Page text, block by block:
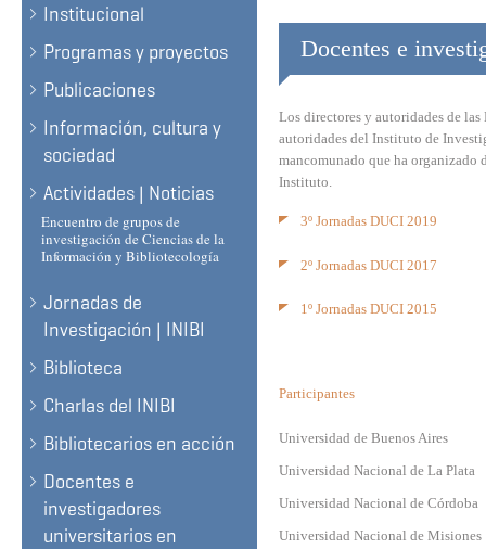
Institucional
Programas y proyectos
Publicaciones
Información, cultura y
sociedad
Actividades | Noticias
Encuentro de grupos de
investigación de Ciencias de la
Información y Bibliotecología
Jornadas de
Investigación | INIBI
Biblioteca
Charlas del INIBI
Bibliotecarios en acción
Docentes e
investigadores
universitarios en
Docentes e
Los directores y autoridades de
autoridades del Instituto de
mancomunado que ha organizado
Instituto.
3º Jornadas DUCI 2019
2º Jornadas DUCI 2017
1º Jornadas DUCI 2015
Participantes
Universidad de Buenos Aires
Universidad Nacional de La Plata
Universidad Nacional de Córdoba
Universidad Nacional de Misiones